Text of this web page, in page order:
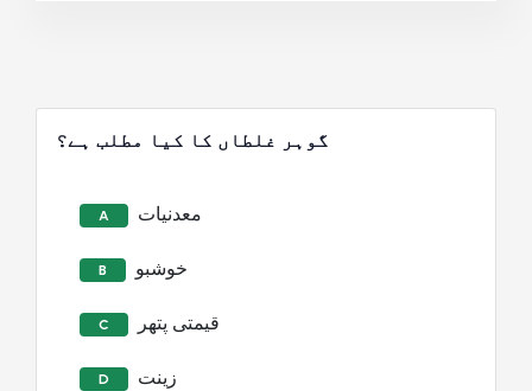
گوہر غلطاں کا کیا مطلب ہے؟
A معدنیات
B خوشبو
C قیمتی پتھر
D زینت